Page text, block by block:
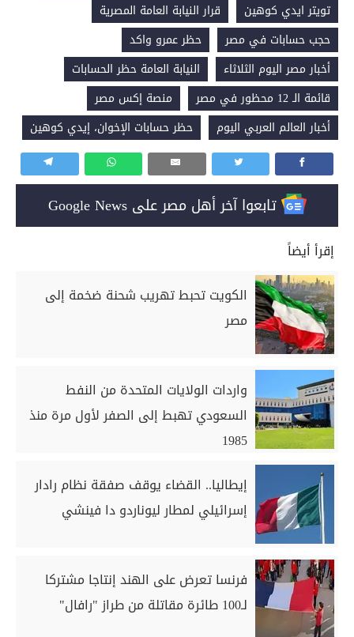
تويتر ايدي كوهين
قرار النيابة العامة المصرية
حجب حسابات في مصر
حظر عمرو واكد
أخبار مصر اليوم الثلاثاء
النيابة العامة حظر الحسابات
قائمة الـ 12 محظور في مصر
منصة إكس مصر
أخبار العالم العربي اليوم
حظر حسابات الإخوان، إيدي كوهين
تابعوا آخر أهل مصر على Google News
إقرأ أيضاً
الكويت تحبط تهريب شحنة ضخمة إلى
مصر
واردات الولايات المتحدة من النفط
السعودي تهبط إلى الصفر لأول مرة منذ
1985
إيطاليا.. القضاء يوقف صفقة نظام رادار
إسرائيلي لمطار ليوناردو دا فينشي
فرنسا تعرض على الهند إنتاجا مشتركا
لـ100 طائرة مقاتلة من طراز "رافال"